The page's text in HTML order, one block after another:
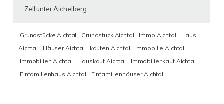
Zell unter Aichelberg
Grundstücke Aichtal Grundstück Aichtal Immo Aichtal
Haus
Aichtal
Häuser Aichtal kaufen Aichtal
Immobilie Aichtal
Immobilien Aichtal
Hauskauf Aichtal
Immobilienkauf Aichtal
Einfamilienhaus Aichtal
Einfamilienhäuser Aichtal